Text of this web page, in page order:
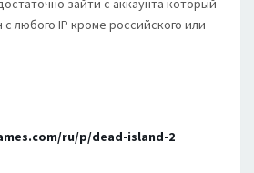
зайти с аккаунта который
любого IP кроме российского или
ru/p/dead-island-2